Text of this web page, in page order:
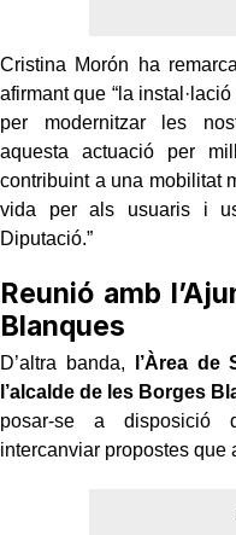
Cristina Morón ha
afirmant que “la
per modernitzar les
aquesta actuació per
contribuint a una mobilitat
vida per als usuaris i
Diputació.”
Reunió amb
Blanques
D’altra banda, l’Àrea de
l’alcalde de les Borges
posar-se a disposició
intercanviar propostes que